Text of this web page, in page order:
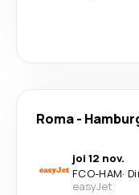
Roma-
joi 12 nov.
FCO-HAM·
easyJet